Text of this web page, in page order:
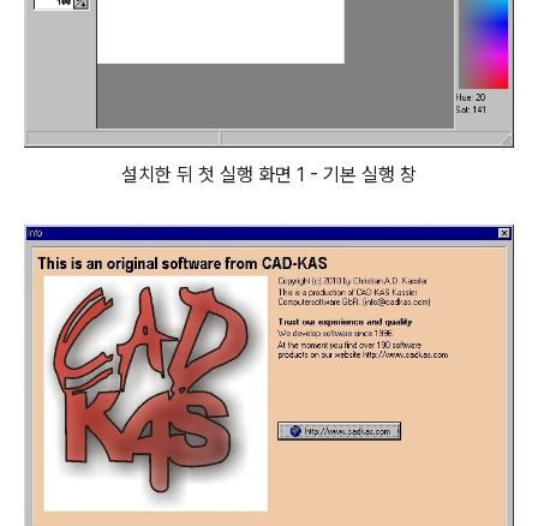
설치한 뒤 첫 실행 화면 1 - 기본 실행 창